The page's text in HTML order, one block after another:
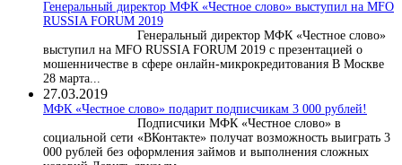
Генеральный директор МФК «Честное слово» выступил на MFO
RUSSIA FORUM 2019
Генеральный директор МФК «Честное слово»
выступил на MFO RUSSIA FORUM 2019 с презентацией о
мошенничестве в сфере онлайн-микрокредитования В Москве
28 марта...
27.03.2019
МФК «Честное слово» подарит подписчикам 3 000 рублей!
Подписчики МФК «Честное слово» в
социальной сети «ВКонтакте» получат возможность выиграть 3
000 рублей без оформления займов и выполнения сложных